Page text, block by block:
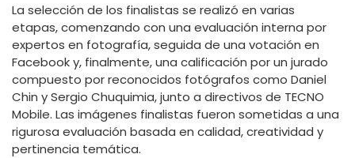
La selección de los finalistas se realizó en varias
etapas, comenzando con una evaluación interna por
expertos en fotografía, seguida de una votación en
Facebook y, finalmente, una calificación por un jurado
compuesto por reconocidos fotógrafos como Daniel
Chin y Sergio Chuquimia, junto a directivos de TECNO
Mobile. Las imágenes finalistas fueron sometidas a una
rigurosa evaluación basada en calidad, creatividad y
pertinencia temática.